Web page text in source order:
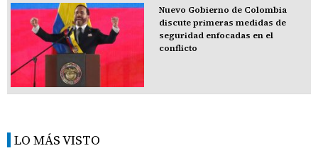
Nuevo Gobierno de Colombia
discute primeras medidas de
seguridad enfocadas en el
conflicto
LO MÁS VISTO